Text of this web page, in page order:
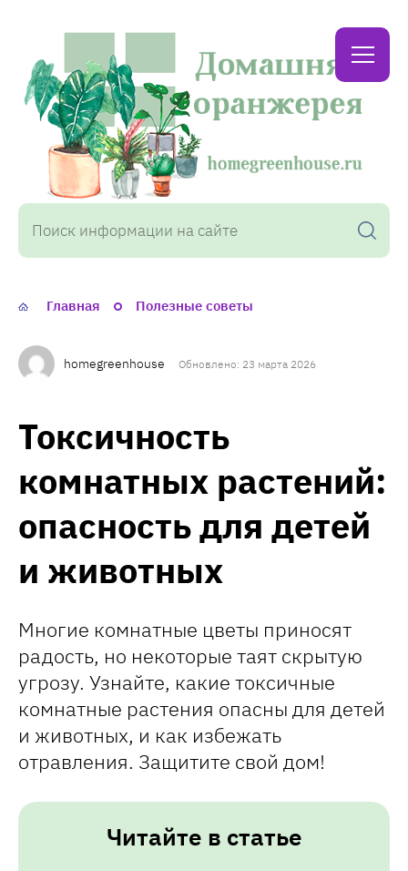
Домашняя
оранжерея
Главная Полезные советы
homegreenhouse Обновлено: 23 марта 2026
Токсичность
комнатных растений:
опасность для детей
и животных
Многие комнатные цветы приносят
радость, но некоторые таят скрытую
угрозу. Узнайте, какие токсичные
комнатные растения опасны для детей
и животных, и как избежать
отравления. Защитите свой дом!
Читайте в статье